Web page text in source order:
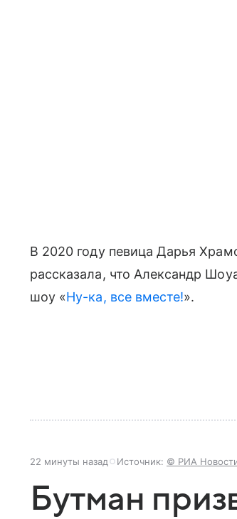
В 2020 году певица Дарья
рассказала, что Александр
шоу «Ну-ка, все вместе!».
22 минуты назад Источник: © РИА
Бутман